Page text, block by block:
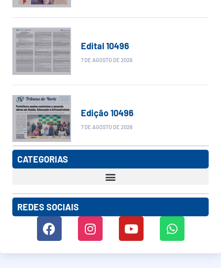
Edital 10496
7 DE AGOSTO DE 2026
Edição 10496
7 DE AGOSTO DE 2026
CATEGORIAS
REDES SOCIAIS